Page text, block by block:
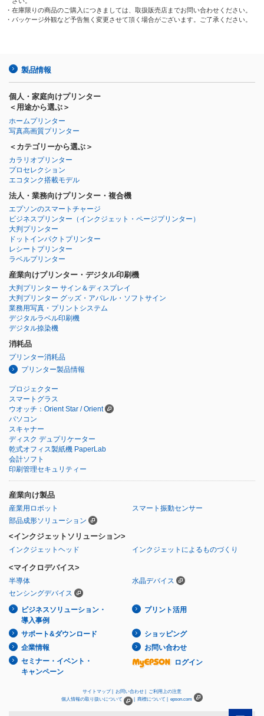
・在庫限りの商品のご購入につきましては、取扱販売店までお問い合わせください。
・パッケージ外観など予告無く変更させて頂く場合がございます。ご了承ください。
製品情報
個人・家庭向けプリンター
＜用途から選ぶ＞
ホームプリンター
写真高画質プリンター
＜カテゴリーから選ぶ＞
カラリオプリンター
プロセレクション
エコタンク搭載モデル
法人・業務向けプリンター・複合機
エプソンのスマートチャージ
ビジネスプリンター （インクジェット・ページプリンター）
大判プリンター
ドットインパクトプリンター
レシートプリンター
ラベルプリンター
産業向けプリンター・デジタル印刷機
大判プリンター サイン＆ディスプレイ
大判プリンター グッズ・アパレル・ソフトサイン
業務用写真・プリントシステム
デジタルラベル印刷機
デジタル捺染機
消耗品
プリンター消耗品
プリンター製品情報
プロジェクター
スマートグラス
ウオッチ：Orient Star / Orient
パソコン
スキャナー
ディスク デュプリケーター
乾式オフィス製紙機 PaperLab
会計ソフト
印刷管理セキュリティー
産業向け製品
産業用ロボット
スマート振動センサー
部品成形ソリューション
<インクジェットソリューション>
インクジェットヘッド インクジェットによるものづくり
<マイクロデバイス>
半導体
水晶デバイス
センシングデバイス
ビジネスソリューション・
導入事例
プリント活用
サポート&ダウンロード
ショッピング
企業情報
お問い合わせ
セミナー・イベント・
キャンペーン
ログイン
サイトマップ | お問い合わせ |
ご利用上の注意
個人情報の取り扱いについて
商標について | epson.com